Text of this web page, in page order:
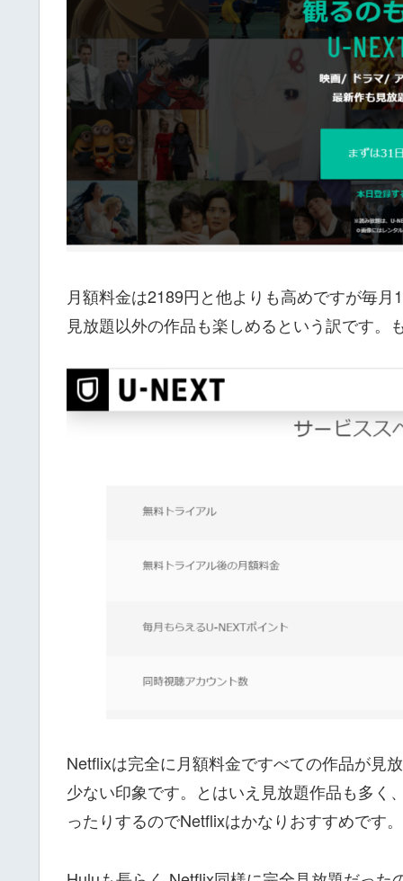
月額料金は2189円と他よりも高めですが毎
見放題以外の作品も楽しめるという訳です
Netflixは完全に月額料金ですべての作品が見
少ない印象です。とはいえ見放題作品も多く
ったりするのでNetflixはかなりおすすめです。